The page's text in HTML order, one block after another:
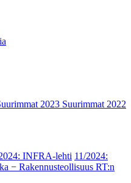
2023 Suurimmat 2022
INFRA-lehti 11/2024:
− Rakennusteollisuus RT:n